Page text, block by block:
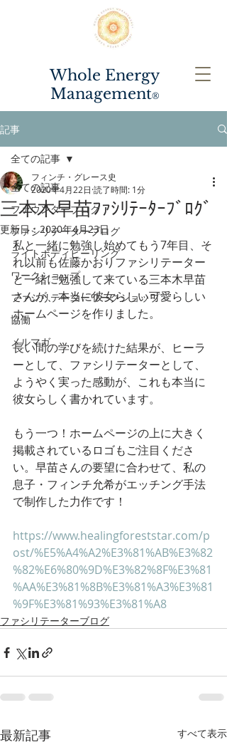
Whole Energy
Management®️
記事
全ての記事
ファウンダーブログ
ファシリテーターブログ
ライトボディヒーリング
ワークショップ
ファシリテーターワークショップ
協働
メルマガ
全ての記事
三本木早苗ﾌｧｼﾘﾃｰﾀｰﾌﾞﾛｸﾞ
フィンチ・グレース史
2020年4月22日 読了時間: 1分
更新日：2020年4月23日
私と一緒に勉強し始めてもう7年目、そ
れ以前も佐藤かおりファシリテーター
と一緒に勉強して来ている三本木早苗
さんが、本当に彼女らしい可愛らしい
ホームページを作りました。
長い間の学びを続けた結果が、ヒーラ
ーとして、ファシリテーターとして、
ようやく実った感動が、これも本当に
彼女らしく書かれています。
もう一つ！ホームページの上に大きく
掲載されているロゴもご注目くださ
い。早苗さんの要望に合わせて、私の
息子・フィンチ允希がエッチング手法
で制作した力作です！
https://www.healingforeststar.com/p
ost/%E5%A4%A2%E3%81%AB%E3%82
%82%E6%80%9D%E3%82%8F%E3%81
%AA%E3%81%8B%E3%81%A3%E3%81
%9F%E3%81%93%E3%81%A8
ファシリテーターブログ
最新記事 すべて表示